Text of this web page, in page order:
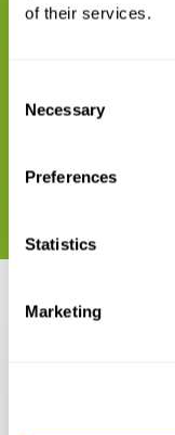
of their services.
Selection
Necessary
Preferences
Statistics
Marketing
Hoe lees je
Recent bekeken